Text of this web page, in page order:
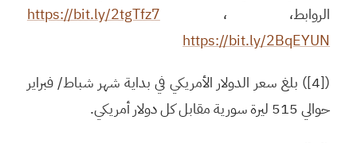
الروابط،
https://bit.ly/2tgTfz7 ،
https://bit.ly/2BqEYUN
([4]) بلغ سعر الدولار الأمريكي في بداية شهر شباط/ فبراير
حوالي 515 ليرة سورية مقابل كل دولار أمريكي.